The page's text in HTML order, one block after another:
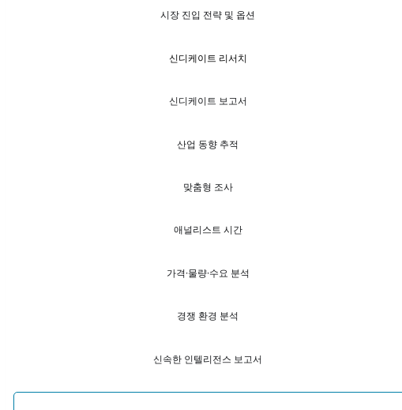
시장 진입 전략 및 옵션
신디케이트 리서치
신디케이트 보고서
산업 동향 추적
맞춤형 조사
애널리스트 시간
가격·물량·수요 분석
경쟁 환경 분석
신속한 인텔리전스 보고서